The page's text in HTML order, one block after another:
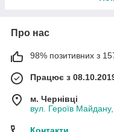
Про нас
98% позитивних з
Працює з
м. Чернівці
вул. Героїв Майдану,